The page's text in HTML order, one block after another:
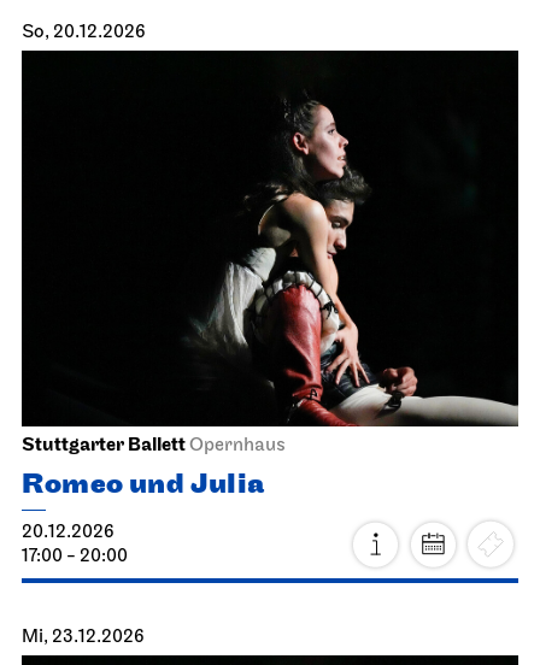
So, 20.12.2026
Stuttgarter BallettOpernhaus
Romeo und Julia
20.12.2026
17:00 - 20:00
Mi, 23.12.2026